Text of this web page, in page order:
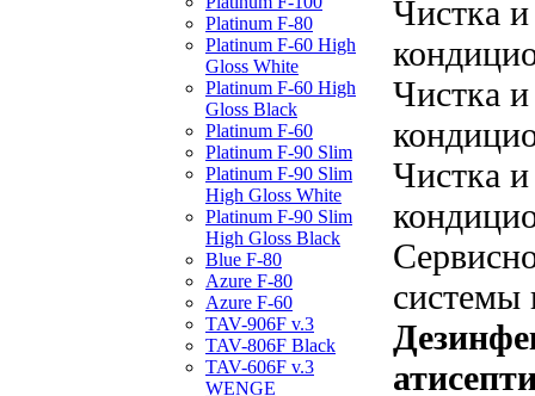
Platinum F-80
Platinum F-60 High
Gloss White
Platinum F-60 High
Gloss Black
Platinum F-60
Platinum F-90 Slim
Platinum F-90 Slim
High Gloss White
Platinum F-90 Slim
High Gloss Black
Blue F-80
Azure F-80
Azure F-60
TAV-906F v.3
TAV-806F Black
TAV-606F v.3
WENGE
Чистка
Чистка
Чистка
системы